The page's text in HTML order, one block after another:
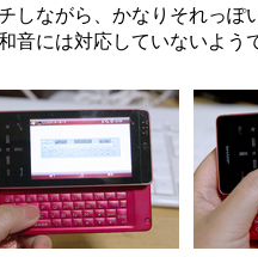
しながら、かなりそれっぽ
音には対応していないよう